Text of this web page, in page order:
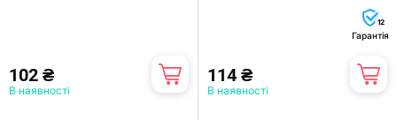
102 ₴
В наявності
12
Гарантія
114 ₴
В наявності